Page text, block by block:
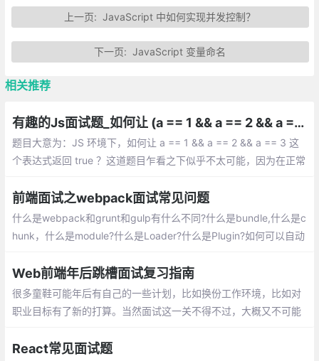
上一页:JavaScript 中如何实现并发控制？
下一页:JavaScript 变量命名
相关推荐
有趣的Js面试题_如何让 (a == 1 && a == 2 && a == 3) 返回 true
题目大意为：JS 环境下，如何让 a == 1 && a == 2 && a == 3 这
个表达式返回 true ？这道题目乍看之下似乎不太可能，因为在正常
变化的。
前端面试之webpack面试常见问题
什么是webpack和grunt和gulp有什么不同?什么是bundle,什么是c
hunk，什么是module?什么是Loader?什么是Plugin?如何可以自动
有什么区别?
Web前端年后跳槽面试复习指南
很多童鞋可能年后有自己的一些计划，比如换份工作环境，比如对
职业目标有了新的打算。当然面试这一关不得不过，大概又不可能
React常见面试题